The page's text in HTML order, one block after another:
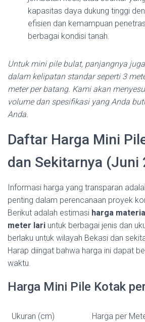
kapasitas daya dukung tinggi
efisien dan kemampuan
berbagai kondisi tanah.
Untuk mini pile bulat, panjangnya
dalam kelipatan standar seperti 3
meter per batang. Kami akan
volume dan spesifikasi yang Anda
Anda.
Daftar Harga Mini
dan Sekitarnya (Juni
Informasi harga yang transparan
penting dalam perencanaan proyek
Berikut adalah estimasi harga
meter lari untuk berbagai jenis dan
berlaku untuk wilayah Bekasi dan
Harap diingat bahwa harga ini dapat
waktu.
Harga Mini Pile Kotak
Ukuran (cm) Harga per